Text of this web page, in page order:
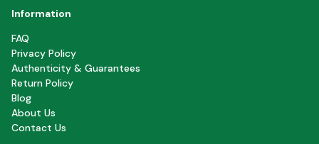
Information
FAQ
Privacy Policy
Authenticity & Guarantees
Return Policy
Blog
About Us
Contact Us